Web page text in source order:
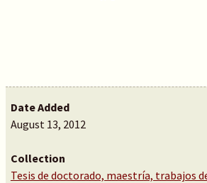
Date Added
August 13, 2012
Collection
Tesis de doctorado, maestría, trabajos